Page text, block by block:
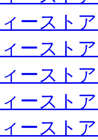
ースト
ースト
ースト
ースト
ースト